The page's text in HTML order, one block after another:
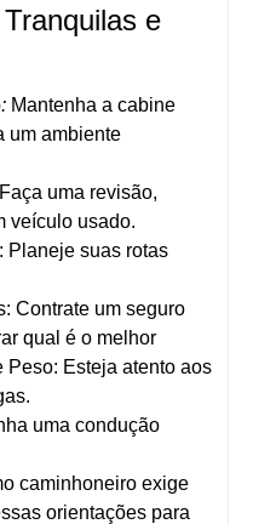
e
: Mantenha a cabine
um ambiente
uma revisão,
veículo usado.
Planeje suas rotas
Contrate um seguro
qual é o melhor
Peso: Esteja atento aos
uma condução
caminhoneiro exige
orientações para